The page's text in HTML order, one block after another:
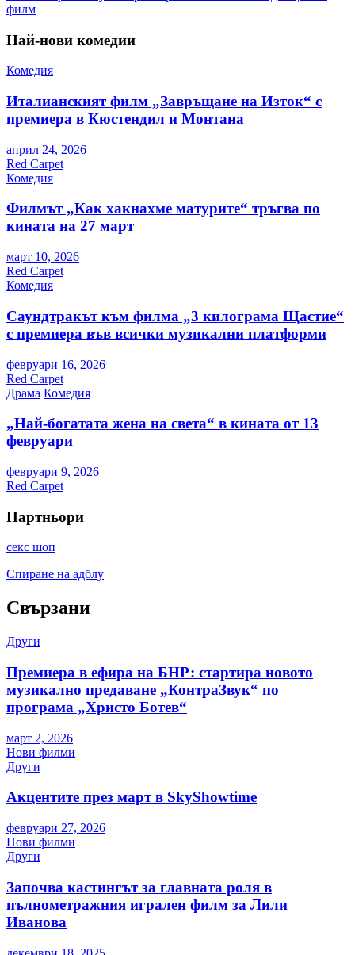
филм
Най-нови комедии
Комедия
Италианският филм „Завръщане на Изток“ с
премиера в Кюстендил и Монтана
април 24, 2026
Red Carpet
Комедия
Филмът „Как хакнахме матурите“ тръгва по
кината на 27 март
март 10, 2026
Red Carpet
Комедия
Саундтракът към филма „3 килограма Щастие“
с премиера във всички музикални платформи
февруари 16, 2026
Red Carpet
Драма Комедия
„Най-богатата жена на света“ в кината от 13
февруари
февруари 9, 2026
Red Carpet
Партньори
секс шоп
Спиране на адблу
Свързани
Други
Премиера в ефира на БНР: стартира новото
музикално предаване „КонтраЗвук“ по
програма „Христо Ботев“
март 2, 2026
Нови филми
Други
Акцентите през март в SkyShowtime
февруари 27, 2026
Нови филми
Други
Започва кастингът за главната роля в
пълнометражния игрален филм за Лили
Иванова